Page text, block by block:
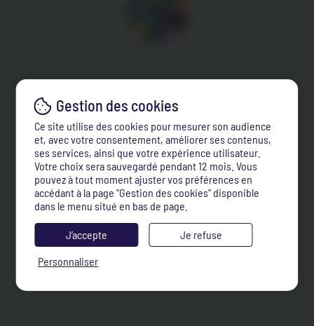
Ce site utilise des cookies pour mesurer son audience
et, avec votre consentement, améliorer ses contenus,
ses services, ainsi que votre expérience utilisateur.
Votre choix sera sauvegardé pendant 12 mois. Vous
pouvez à tout moment ajuster vos préférences en
accédant à la page "Gestion des cookies" disponible
dans le menu situé en bas de page.
J’accepte
Je refuse
Personnaliser